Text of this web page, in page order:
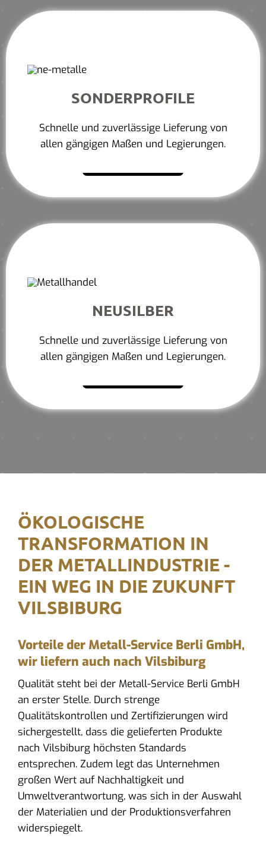
SONDERPROFILE
Schnelle und zuverlässige Lieferung von
allen gängigen Maßen und Legierungen.
NEUSILBER
Schnelle und zuverlässige Lieferung von
allen gängigen Maßen und Legierungen.
ÖKOLOGISCHE
TRANSFORMATION IN
DER METALLINDUSTRIE -
EIN WEG IN DIE ZUKUNFT
VILSBIBURG
Vorteile der Metall-Service Berli GmbH,
wir liefern auch nach Vilsbiburg
Qualität steht bei der Metall-Service Berli GmbH
an erster Stelle. Durch strenge
Qualitätskontrollen und Zertifizierungen wird
sichergestellt, dass die gelieferten Produkte
nach Vilsbiburg höchsten Standards
entsprechen. Zudem legt das Unternehmen
großen Wert auf Nachhaltigkeit und
Umweltverantwortung, was sich in der Auswahl
der Materialien und der Produktionsverfahren
widerspiegelt.